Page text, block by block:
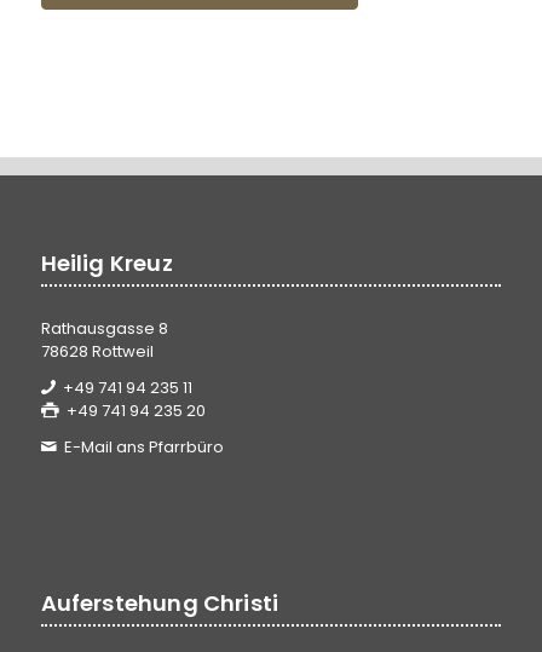
Heilig Kreuz
Rathausgasse 8
78628 Rottweil
+49 741 94 235 11
+49 741 94 235 20
E-Mail ans Pfarrbüro
Auferstehung Christi